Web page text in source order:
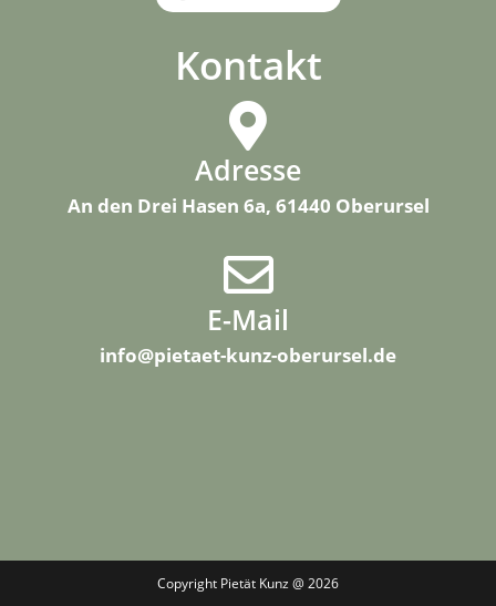
Kontakt
Adresse
An den Drei Hasen 6a, 61440 Oberursel
E-Mail
info@pietaet-kunz-oberursel.de
Copyright Pietät Kunz @ 2026